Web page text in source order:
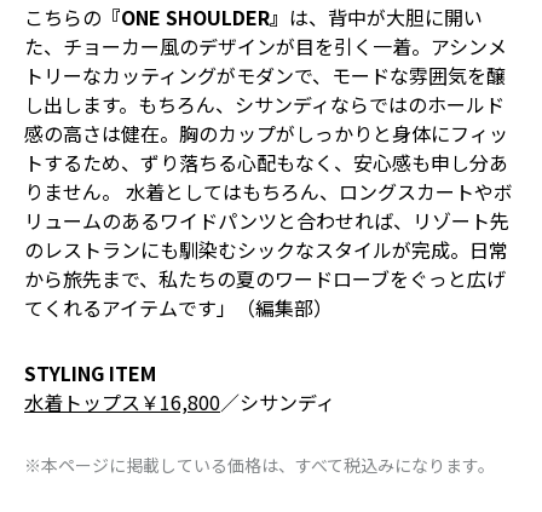
こちらの 『ONE SHOULDER』 は、背中が大胆に開い
た、チョーカー風のデザインが目を引く一着。アシンメ
トリーなカッティングがモダンで、モードな雰囲気を醸
し出します。もちろん、シサンディならではのホールド
感の高さは健在。胸のカップがしっかりと身体にフィッ
トするため、ずり落ちる心配もなく、安心感も申し分あ
りません。 水着としてはもちろん、ロングスカートやボ
リュームのあるワイドパンツと合わせれば、リゾート先
のレストランにも馴染むシックなスタイルが完成。日常
から旅先まで、私たちの夏のワードローブをぐっと広げ
てくれるアイテムです」（編集部）
STYLING ITEM
水着トップス￥16,800／シサンディ
※本ページに掲載している価格は、すべて税込みになります。